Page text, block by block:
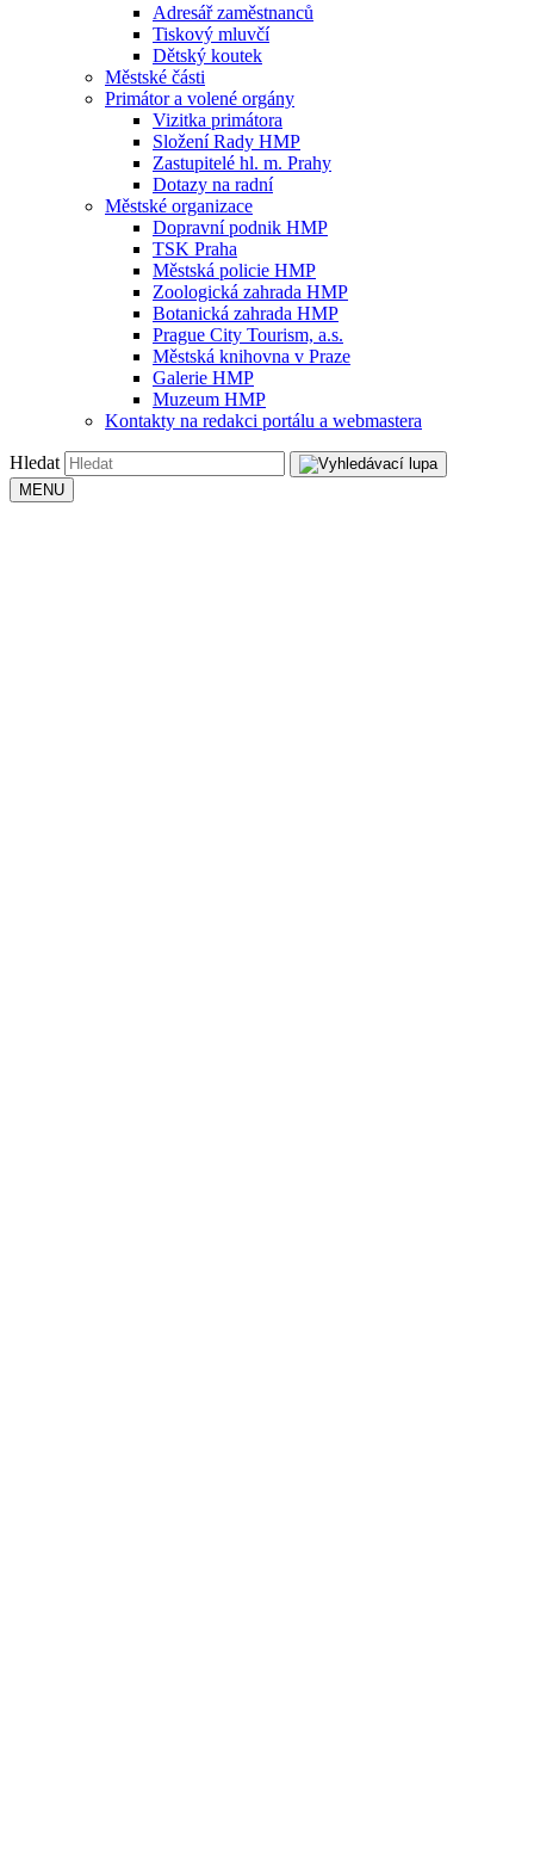
Adresář zaměstnanců
Tiskový mluvčí
Dětský koutek
Městské části
Primátor a volené orgány
Vizitka primátora
Složení Rady HMP
Zastupitelé hl. m. Prahy
Dotazy na radní
Městské organizace
Dopravní podnik HMP
TSK Praha
Městská policie HMP
Zoologická zahrada HMP
Botanická zahrada HMP
Prague City Tourism, a.s.
Městská knihovna v Praze
Galerie HMP
Muzeum HMP
Kontakty na redakci portálu a webmastera
Hledat
MENU